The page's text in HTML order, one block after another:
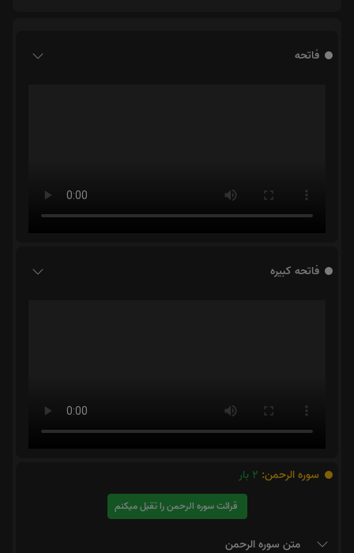
فاتحه
فاتحه کبیره
سوره الرحمن: 2 بار
قرائت سوره الرحمن را تقبل میکنم
متن سوره الرحمن